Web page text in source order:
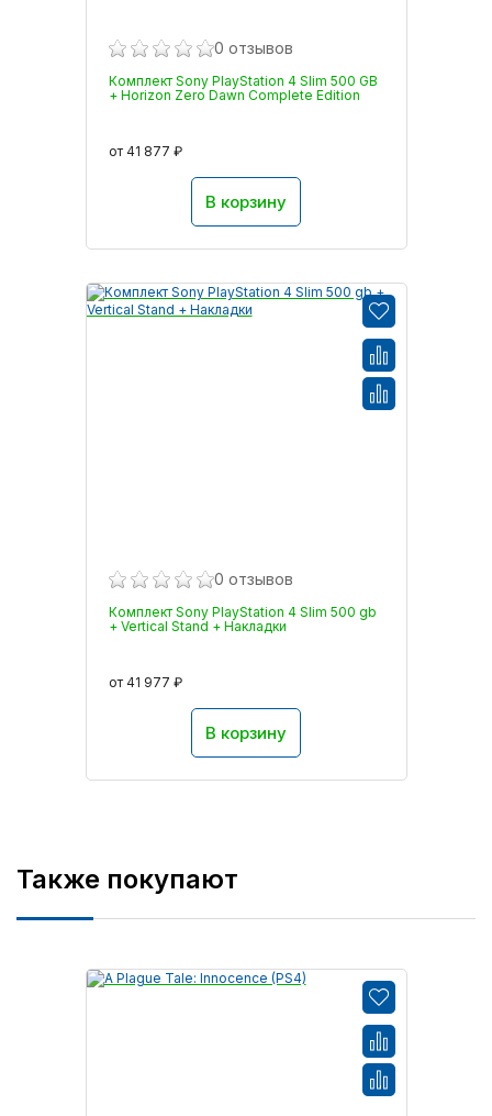
0 отзывов
Комплект Sony PlayStation 4 Slim 500 GB
+ Horizon Zero Dawn Complete Edition
от 41 877 ₽
В корзину
0 отзывов
Комплект Sony PlayStation 4 Slim 500 gb
+ Vertical Stand + Накладки
от 41 977 ₽
В корзину
Также покупают